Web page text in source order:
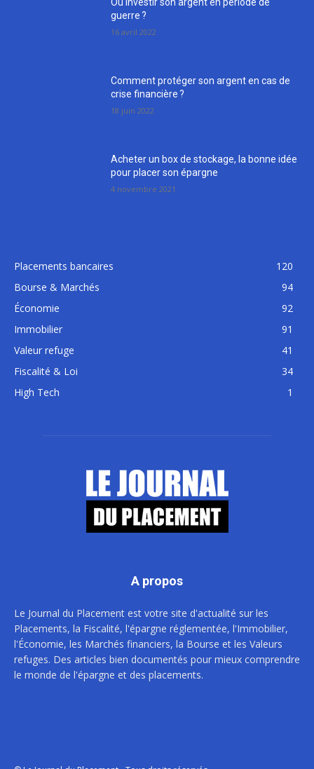
Où investir son argent en période de
guerre ?
16 avril 2022
Comment protéger son argent en cas de
crise financière ?
18 juin 2022
Acheter un box de stockage, la bonne idée
pour placer son épargne
4 novembre 2021
Placements bancaires
120
Bourse & Marchés
94
Économie
92
Immobilier
91
Valeur refuge
41
Fiscalité & Loi
34
High Tech
1
A propos
Le Journal du Placement est votre site d'actualité sur les
Placements, la Fiscalité, l'épargne réglementée, l'Immobilier,
l'Économie, les Marchés financiers, la Bourse et les Valeurs
refuges. Des articles bien documentés pour mieux comprendre
le monde de l'épargne et des placements.